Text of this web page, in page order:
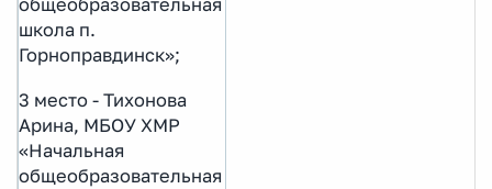
общеобразовательная
школа п.
Горноправдинск»;
3 место - Тихонова
Арина, МБОУ ХМР
«Начальная
общеобразовательная